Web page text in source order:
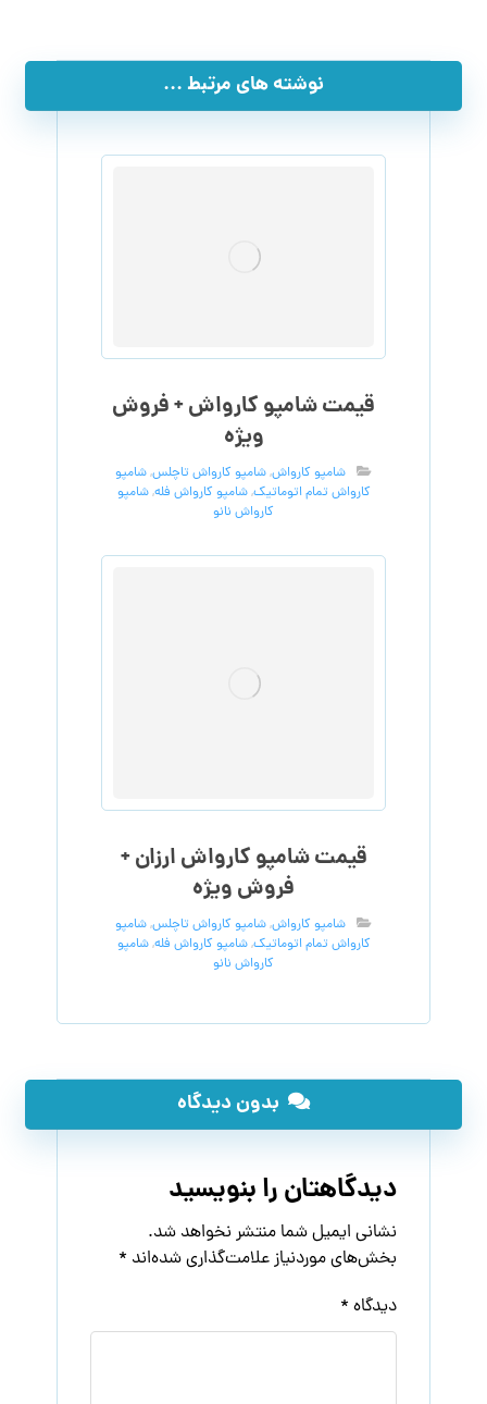
نوشته های مرتبط ...
قیمت شامپو کارواش + فروش
ویژه
شامپو کارواش,شامپو کارواش تاچلس,شامپو
کارواش تمام اتوماتیک,شامپو کارواش فله,شامپو
کارواش نانو
قیمت شامپو کارواش ارزان +
فروش ویژه
شامپو کارواش,شامپو کارواش تاچلس,شامپو
کارواش تمام اتوماتیک,شامپو کارواش فله,شامپو
کارواش نانو
بدون دیدگاه
دیدگاهتان را بنویسید
نشانی ایمیل شما منتشر نخواهد شد.
بخش‌های موردنیاز علامت‌گذاری شده‌اند *
دیدگاه *